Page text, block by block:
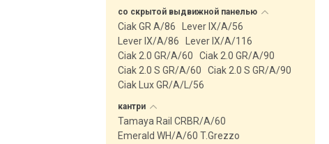
со скрытой выдвижной панелью
Ciak GR A/86
Lever IX/A/56
Lever IX/A/86
Lever IX/A/116
Ciak 2.0 GR/A/60
Ciak 2.0 GR/A/90
Ciak 2.0 S GR/A/60
Ciak 2.0 S GR/A/90
Ciak Lux GR/A/L/56
кантри
Tamaya Rail CRBR/A/60
Emerald WH/A/60 T.Grezzo